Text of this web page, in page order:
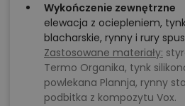
Wykończenie zewnętrzne
elewacja z ociepleniem,
blacharskie, rynny i rury
Zastosowane materiały:
Termo Organika, tynk
powlekana Plannja, rynny
podbitka z kompozytu Vox.